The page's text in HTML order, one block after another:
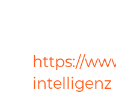
https://
intelligenz